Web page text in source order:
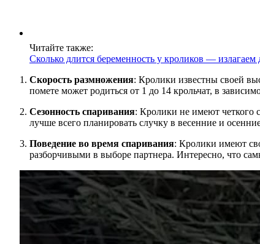
Читайте также:
Сколько длится беременность у кроликов — излагаем
Скорость размножения: Кролики известны своей
помете может родиться от 1 до 14 крольчат, в
Сезонность спаривания: Кролики не имеют четкого
лучше всего планировать случку в весенние и
Поведение во время спаривания: Кролики имеют
разборчивыми в выборе партнера. Интересно, что